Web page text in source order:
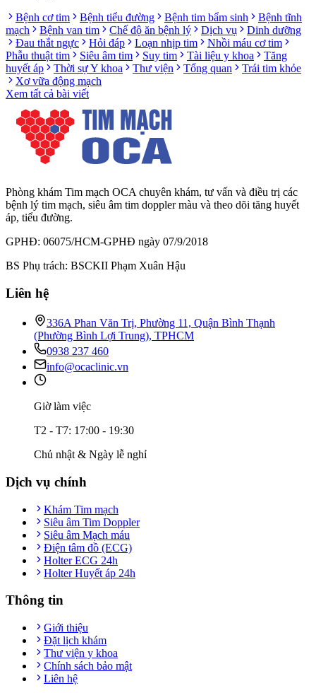
Bệnh cơ tim
Bệnh tiểu đường Bệnh tim bẩm sinh
Bệnh tĩnh
mạch
Bệnh van tim Chế độ ăn bệnh lý Dịch vụ
Dinh dưỡng
Đau thắt ngực
Hỏi đáp Loạn nhịp tim
Nhồi máu cơ tim
Phẫu thuật tim
Siêu âm tim Suy tim Tài liệu y khoa
Tăng
huyết áp
Thời sự Y khoa Thư viện Tổng quan
Trái tim khỏe
Xơ vữa động mạch
Xem tất cả bài viết
Phòng khám Tim mạch OCA chuyên khám, tư vấn và điều trị các
bệnh lý tim mạch, siêu âm tim doppler màu và theo dõi tăng huyết
áp, tiểu đường.
GPHĐ: 06075/HCM-GPHĐ ngày 07/9/2018
BS Phụ trách: BSCKII Phạm Xuân Hậu
Liên hệ
336A Phan Văn Trị, Phường 11, Quận Bình Thạnh
(Phường Bình Lợi Trung), TPHCM
0938 237 460
info@ocaclinic.vn
Giờ làm việc
T2 - T7: 17:00 - 19:30
Chủ nhật & Ngày lễ nghỉ
Dịch vụ chính
Khám Tim mạch
Siêu âm Tim Doppler
Siêu âm Mạch máu
Điện tâm đồ (ECG)
Holter ECG 24h
Holter Huyết áp 24h
Thông tin
Giới thiệu
Đặt lịch khám
Thư viện y khoa
Chính sách bảo mật
Liên hệ